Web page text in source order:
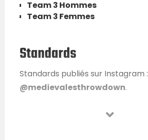
Team 3 Hommes
Team 3 Femmes
Standards
Standards publiés sur Instagram :
@medievalesthrowdown.